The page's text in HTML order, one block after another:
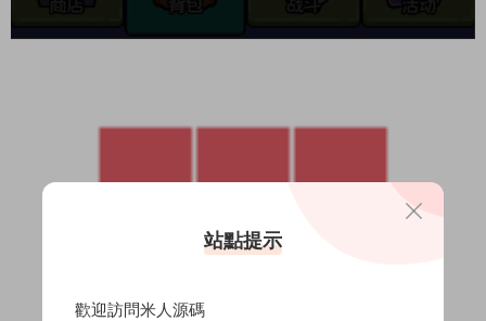
站點提示
歡迎訪問米人源碼